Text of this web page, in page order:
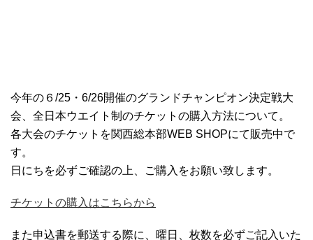
今年の６/25・6/26開催のグランドチャンピオン決定戦大
会、全日本ウエイト制のチケットの購入方法について。
各大会のチケットを関西総本部WEB SHOPにて販売中で
す。
日にちを必ずご確認の上、ご購入をお願い致します。
チケットの購入はこちらから
また申込書を郵送する際に、曜日、枚数を必ずご記入いた